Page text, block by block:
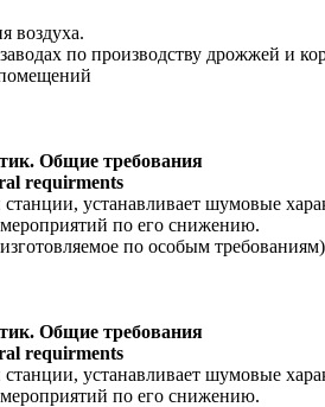
воздуха.
по производству дрожжей и
Общие требования
requirments
устанавливает шумовые
по его снижению.
по особым требованиям)
Общие требования
requirments
устанавливает шумовые
по его снижению.